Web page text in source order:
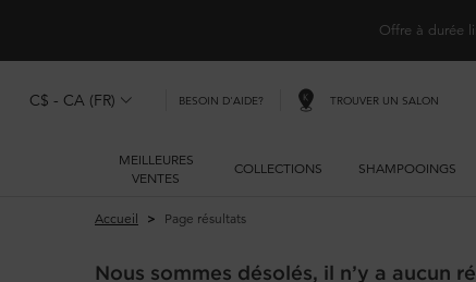
Offre à durée
C$ - CA (FR) BESOIN D'AIDE? TROUVER UN SALON
MEILLEURES
VENTES
COLLECTIONS SHAMPOOINGS
Accueil Page résultats
Nous sommes désolés, il n’y a aucun